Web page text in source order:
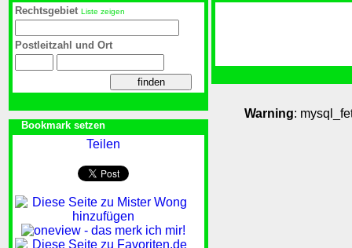
Rechtsgebiet Liste zeigen
Postleitzahl und Ort
Bookmark setzen
Teilen
Warning: